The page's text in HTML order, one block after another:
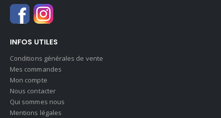
INFOS UTILES
Conditions générales de vente
Mes commandes
Mon compte
Nous contacter
Qui sommes nous
Mentions légales